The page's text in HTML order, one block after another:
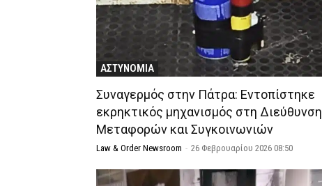
ΑΣΤΥΝΟΜΙΑ
Συναγερμός στην Πάτρα: Εντοπίστηκε
εκρηκτικός μηχανισμός στη Διεύθυνση
Μεταφορών και Συγκοινωνιών
Law & Order Newsroom - 26 Φεβρουαρίου 2026 08:50